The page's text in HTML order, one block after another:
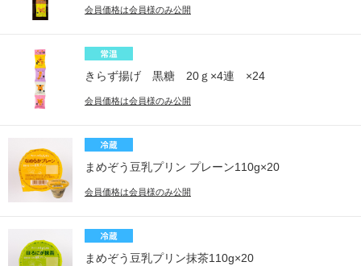
会員価格は会員様のみ公開
きらず揚げ 黒糖 20ｇ×4連 ×24
会員価格は会員様のみ公開
まめぞう豆乳プリン プレーン110g×20
会員価格は会員様のみ公開
まめぞう豆乳プリン抹茶110g×20